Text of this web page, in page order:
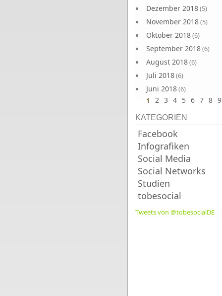
Dezember 2018(5)
November 2018(5)
Oktober 2018(6)
September 2018(6)
August 2018(6)
Juli 2018(6)
Juni 2018(6)
1 2 3 4 5 6 7 8 9
KATEGORIEN
Facebook
Infografiken
Social Media
Social Networks
Studien
tobesocial
Tweets von @tobesocialDE